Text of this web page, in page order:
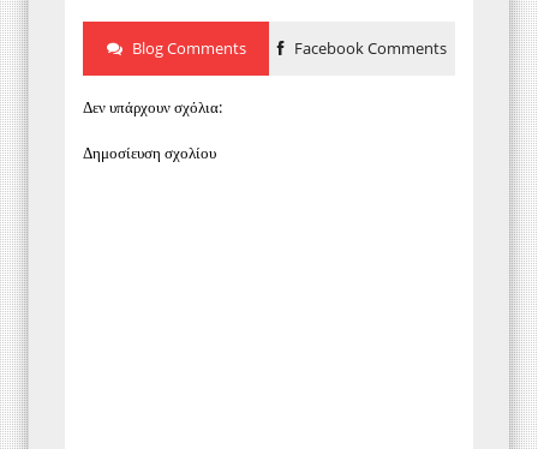
Blog Comments Facebook Comments
Δεν υπάρχουν σχόλια:
Δημοσίευση σχολίου